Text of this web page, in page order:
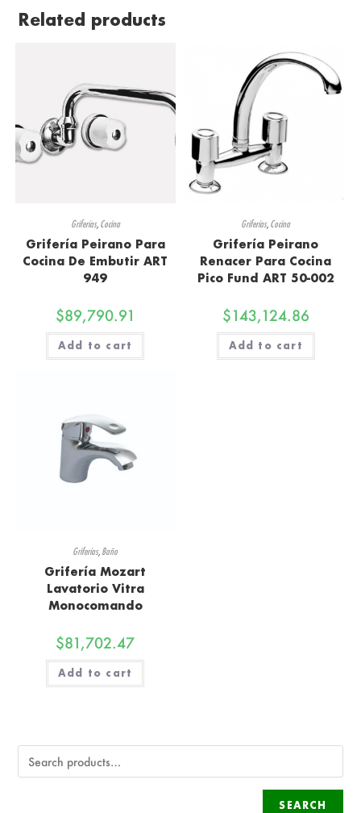
Related products
Griferías, Cocina
Grifería Peirano Para
Cocina De Embutir ART
949
$89,790.91
Add to cart
Griferías, Cocina
Grifería Peirano
Renacer Para Cocina
Pico Fund ART 50-002
$143,124.86
Add to cart
Griferías, Baño
Grifería Mozart
Lavatorio Vitra
Monocomando
$81,702.47
Add to cart
SEARCH